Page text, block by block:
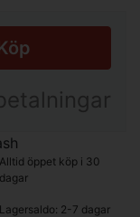
Alltid öppet köp i 30
dagar
Lagersaldo: 2-7 dagar